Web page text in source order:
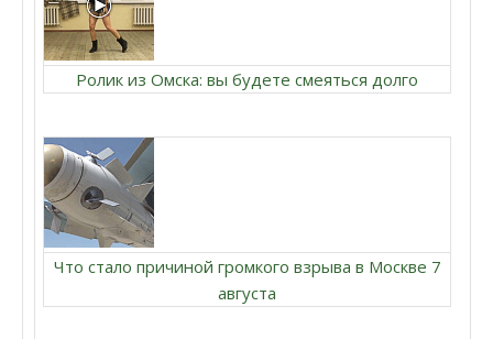
Ролик из Омска: вы будете смеяться долго
Что стало причиной громкого взрыва в Москве 7
августа